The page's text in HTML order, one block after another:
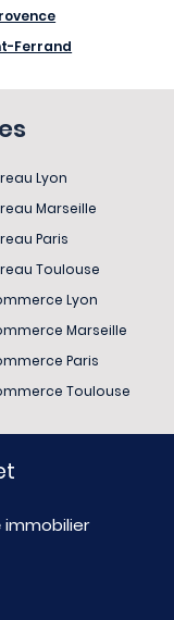
Ferrand
Lyon
Marseille
Paris
Toulouse
Lyon
Marseille
Paris
Toulouse
immobilier